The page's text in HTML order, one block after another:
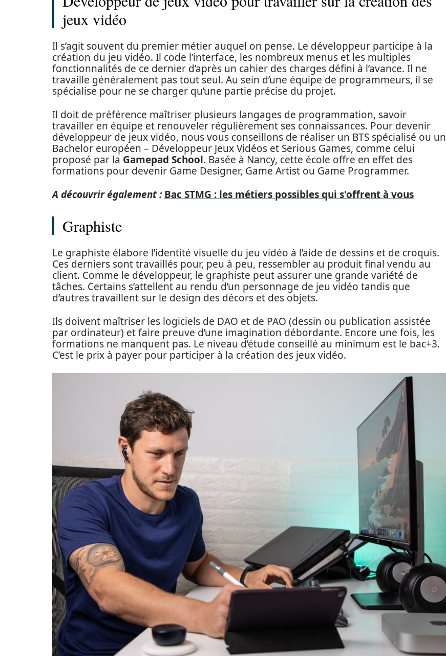
jeux vidéo
Il s’agit souvent du premier métier auquel on pense. Le développeur participe à la
création du jeu vidéo. Il code l’interface, les nombreux menus et les multiples
fonctionnalités de ce dernier d’après un cahier des charges défini à l’avance. Il ne
travaille généralement pas tout seul. Au sein d’une équipe de programmeurs, il se
spécialise pour ne se charger qu’une partie précise du projet.
Il doit de préférence maîtriser plusieurs langages de programmation, savoir
travailler en équipe et renouveler régulièrement ses connaissances. Pour devenir
développeur de jeux vidéo, nous vous conseillons de réaliser un BTS spécialisé ou un
Bachelor européen – Développeur Jeux Vidéos et Serious Games, comme celui
proposé par la Gamepad School. Basée à Nancy, cette école offre en effet des
formations pour devenir Game Designer, Game Artist ou Game Programmer.
A découvrir également : Bac STMG : les métiers possibles qui s'offrent à vous
Graphiste
Le graphiste élabore l’identité visuelle du jeu vidéo à l’aide de dessins et de croquis.
Ces derniers sont travaillés pour, peu à peu, ressembler au produit final vendu au
client. Comme le développeur, le graphiste peut assurer une grande variété de
tâches. Certains s’attellent au rendu d’un personnage de jeu vidéo tandis que
d’autres travaillent sur le design des décors et des objets.
Ils doivent maîtriser les logiciels de DAO et de PAO (dessin ou publication assistée
par ordinateur) et faire preuve d’une imagination débordante. Encore une fois, les
formations ne manquent pas. Le niveau d’étude conseillé au minimum est le bac+3.
C’est le prix à payer pour participer à la création des jeux vidéo.